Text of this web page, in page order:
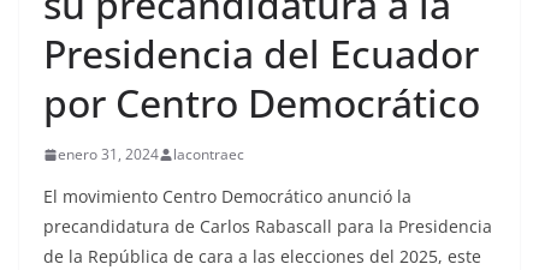
Presidencia del Ecuador
por Centro Democrático
enero 31, 2024 lacontraec
El movimiento Centro Democrático anunció la
precandidatura de Carlos Rabascall para la Presidencia
de la República de cara a las elecciones del 2025, este